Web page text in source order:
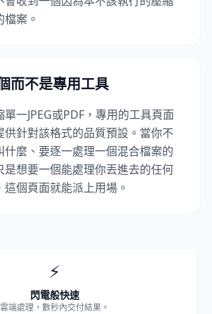
案。
而不是專用工具
一JPEG或PDF，專用的工具頁面
供針對該格式的品質預設。當你不
什麼、要逐一處理一個混合檔案的
是想要一個能處理你丟進去的任何
個頁面就能派上用場。
⚡
閃電般快速
雲端處理，數秒內交付結果。